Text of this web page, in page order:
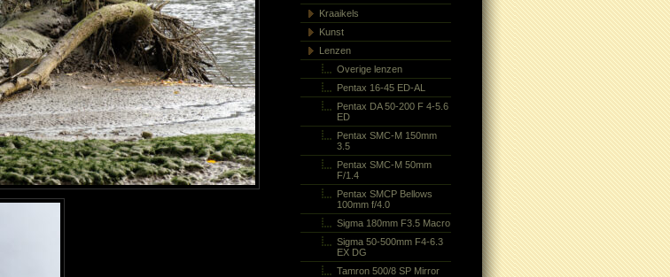
Kraaikels
Kunst
Lenzen
Overige lenzen
Pentax 16-45 ED-AL
Pentax DA 50-200 F 4-5.6
ED
Pentax SMC-M 150mm
3.5
Pentax SMC-M 50mm
F/1.4
Pentax SMCP Bellows
100mm f/4.0
Sigma 180mm F3.5 Macro
Sigma 50-500mm F4-6.3
EX DG
Tamron 500/8 SP Mirror